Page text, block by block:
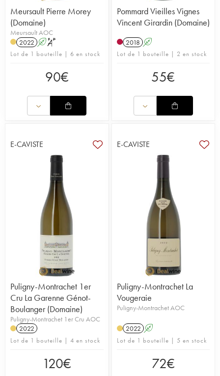
Meursault Pierre Morey
(Domaine)
Meursault AOC
2022 A S
Lot de 1 bouteille | 6 en stock
90€
Pommard Vieilles Vignes
Vincent Girardin (Domaine)
2018 A
Lot de 1 bouteille | 2 en stock
55€
E-CAVISTE
Puligny-Montrachet 1er
Cru La Garenne Génot-
Boulanger (Domaine)
Puligny-Montrachet 1er Cru AOC
2022
Lot de 1 bouteille | 4 en stock
120€
E-CAVISTE
Puligny-Montrachet La
Vougeraie
Puligny-Montrachet AOC
2022 A
Lot de 1 bouteille | 5 en stock
72€